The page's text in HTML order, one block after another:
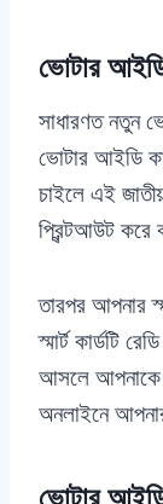
ভোটার
সাধারণত নতুন
ভোটার আইডি
চাইলে এই
প্রিন্টআউট করে
তারপর আপনার
স্মার্ট কার্ডটি
আসলে আপনাকে
অনলাইনে আপনার